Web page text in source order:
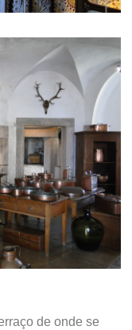
de onde se